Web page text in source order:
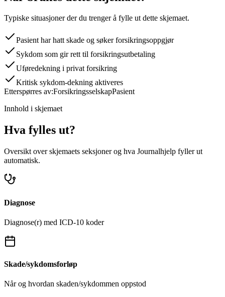
Typiske situasjoner der du trenger å fylle ut dette skjemaet.
Pasient har hatt skade og søker forsikringsoppgjør
Sykdom som gir rett til forsikringsutbetaling
Uføredekning i privat forsikring
Kritisk sykdom-dekning aktiveres
Etterspørres av:ForsikringsselskapPasient
Innhold i skjemaet
Hva fylles ut?
Oversikt over skjemaets seksjoner og hva Journalhjelp fyller ut
automatisk.
Diagnose
Diagnose(r) med ICD-10 koder
Skade/sykdomsforløp
Når og hvordan skaden/sykdommen oppstod